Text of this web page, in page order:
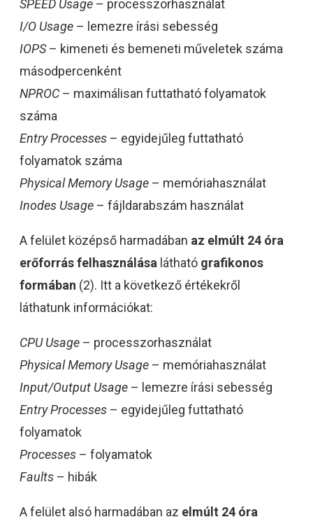
SPEED Usage – processzorhasználat
I/O Usage – lemezre írási sebesség
IOPS– kimeneti és bemeneti műveletek száma
másodpercenként
NPROC – maximálisan futtatható folyamatok
száma
Entry Processes – egyidejűleg futtatható
folyamatok száma
Physical Memory Usage – memóriahasználat
Inodes Usage – fájldarabszám használat
A felület középső harmadában az elmúlt 24 óra
erőforrás felhasználása látható grafikonos
formában (2). Itt a következő értékekről
láthatunk információkat:
CPU Usage – processzorhasználat
Physical Memory Usage – memóriahasználat
Input/Output Usage – lemezre írási sebesség
Entry Processes – egyidejűleg futtatható
folyamatok
Processes – folyamatok
Faults – hibák
A felület alsó harmadában az elmúlt 24 óra